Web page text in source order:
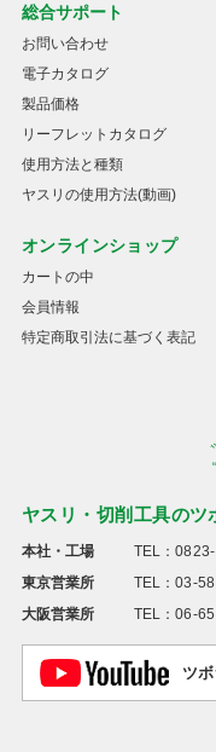
ヤスリ・切削工具のツ
本社・工場 TEL：
東京営業所
TEL： 03-
大阪営業所
TEL： 06-
ツ
総合サポート
お問い合わせ
電子カタログ
製品価格
リーフレットカタログ
使用方法と種類
ヤスリの使用方法(動画)
オンラインショップ
カートの中
会員情報
特定商取引法に基づく表記